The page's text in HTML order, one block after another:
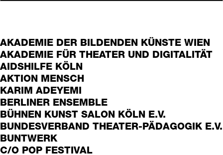
AKADEMIE DER BILDENDEN KÜNSTE WIEN
AKADEMIE FÜR THEATER UND DIGITALITÄT
AIDSHILFE KÖLN
AKTION MENSCH
KARIM ADEYEMI
BERLINER ENSEMBLE
BÜHNEN KUNST SALON KÖLN E.V.
BUNDESVERBAND THEATER-PÄDAGOGIK E.V.
BUNTWERK
C/O POP FESTIVAL